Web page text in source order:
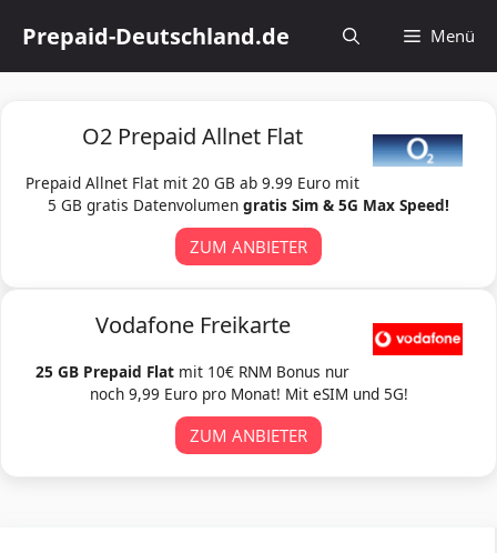
Inhalt
springen
Prepaid-Deutschland.de Menü
O2 Prepaid Allnet Flat
Prepaid Allnet Flat mit 20 GB ab 9.99 Euro mit
5 GB gratis Datenvolumen gratis Sim & 5G Max Speed!
ZUM ANBIETER
Vodafone Freikarte
25 GB Prepaid Flat mit 10€ RNM Bonus nur
noch 9,99 Euro pro Monat! Mit eSIM und 5G!
ZUM ANBIETER